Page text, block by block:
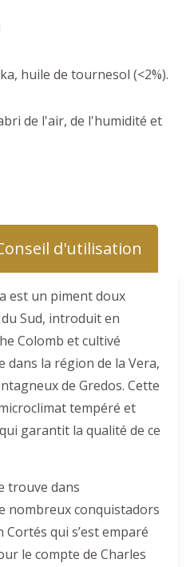
huile de tournesol (<2%).
de l'air, de l'humidité et
d'utilisation
est un piment doux
Sud, introduit en
Colomb et cultivé
dans la région de la Vera,
de Gredos. Cette
tempéré et
garantit la qualité de ce
trouve dans
nombreux conquistadors
qui s’est emparé
le compte de Charles